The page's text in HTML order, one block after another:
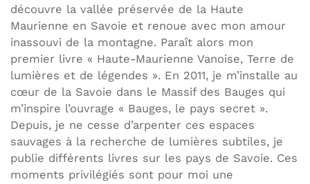
découvre la vallée préservée de la Haute
Maurienne en Savoie et renoue avec mon amour
inassouvi de la montagne. Paraît alors mon
premier livre « Haute-Maurienne Vanoise, Terre de
lumières et de légendes ». En 2011, je m’installe au
cœur de la Savoie dans le Massif des Bauges qui
m’inspire l’ouvrage « Bauges, le pays secret ».
Depuis, je ne cesse d’arpenter ces espaces
sauvages à la recherche de lumières subtiles, je
publie différents livres sur les pays de Savoie. Ces
moments privilégiés sont pour moi une